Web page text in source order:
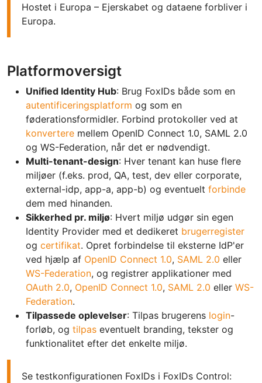
Hostet i Europa – Ejerskabet og dataene forbliver i
Europa.
Platformoversigt
Unified Identity Hub: Brug FoxIDs både som en
autentificeringsplatform og som en
føderationsformidler. Forbind protokoller ved at
konvertere mellem OpenID Connect 1.0, SAML 2.0
og WS-Federation, når det er nødvendigt.
Multi-tenant-design: Hver tenant kan huse flere
miljøer (f.eks. prod, QA, test, dev eller corporate,
external-idp, app-a, app-b) og eventuelt forbinde
dem med hinanden.
Sikkerhed pr. miljø: Hvert miljø udgør sin egen
Identity Provider med et dedikeret brugerregister
og certifikat. Opret forbindelse til eksterne IdP'er
ved hjælp af OpenID Connect 1.0, SAML 2.0 eller
WS-Federation, og registrer applikationer med
OAuth 2.0, OpenID Connect 1.0, SAML 2.0 eller WS-
Federation.
Tilpassede oplevelser: Tilpas brugerens login-
forløb, og tilpas eventuelt branding, tekster og
funktionalitet efter det enkelte miljø.
Se testkonfigurationen FoxIDs i FoxIDs Control: